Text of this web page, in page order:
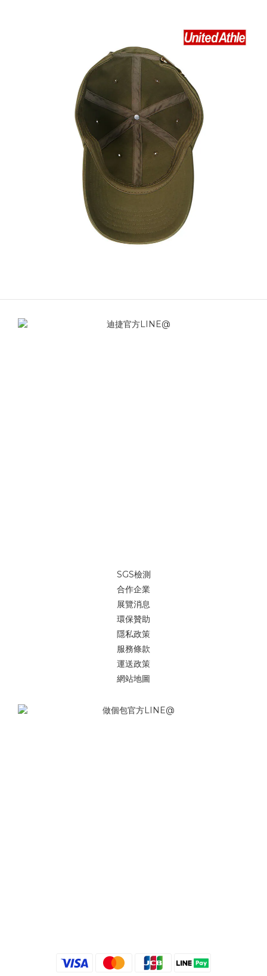
SGS檢測
合作企業
展覽消息
環保贊助
隱私政策
服務條款
運送政策
網站地圖